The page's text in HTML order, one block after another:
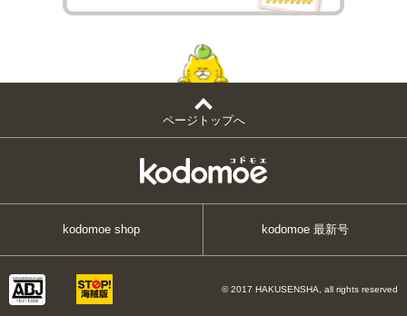
ページトップへ
kodomoe shop kodomoe 最新号
© 2017 HAKUSENSHA, all rights reserved